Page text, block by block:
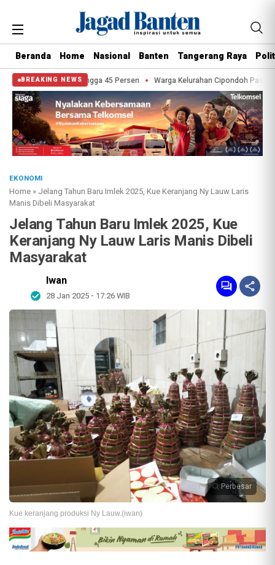
Beranda Home Nasional Banten Tangerang Raya
BREAKING NEWS
Pajak hingga 45 Persen Warga Kelurahan Cipondoh Pasang Bendera
EKONOMI
Home » Jelang Tahun Baru Imlek 2025, Kue Keranjang Ny Lauw Laris
Manis Dibeli Masyarakat
Jelang Tahun Baru Imlek 2025, Kue
Keranjang Ny Lauw Laris Manis Dibeli
Masyarakat
Iwan
28 Jan 2025 - 17:26 WIB
Perbesar
Kue keranjang produksi Ny Lauw.(iwan)